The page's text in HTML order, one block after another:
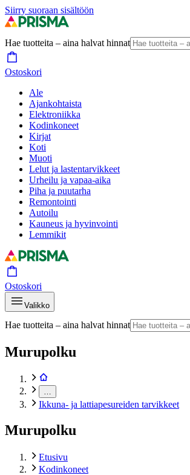
Siirry suoraan sisältöön
Hae tuotteita – aina halvat hinnat
Ostoskori
Ale
Ajankohtaista
Elektroniikka
Kodinkoneet
Kirjat
Koti
Muoti
Lelut ja lastentarvikkeet
Urheilu ja vapaa-aika
Piha ja puutarha
Remontointi
Autoilu
Kauneus ja hyvinvointi
Lemmikit
Ostoskori
Valikko
Hae tuotteita – aina halvat hinnat
Murupolku
Ikkuna- ja lattiapesureiden tarvikkeet
Murupolku
Etusivu
Kodinkoneet